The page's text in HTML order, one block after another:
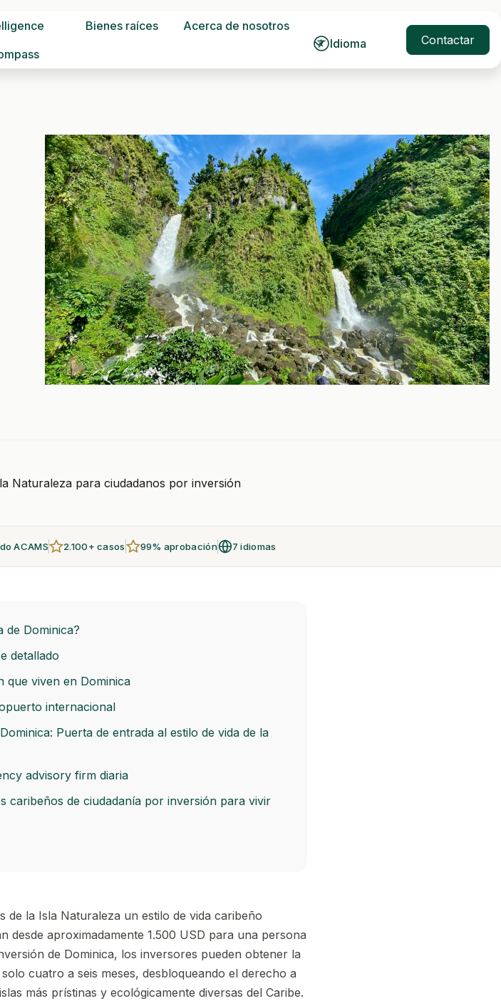
Bienes raíces
Acerca de nosotros
Idioma Contactar
Naturaleza para ciudadanos por inversión
ACAMS 2.100+ casos 99% aprobación 7 idiomas
de Dominica?
detallado
que viven en Dominica
internacional
Puerta de entrada al estilo de vida de la
advisory firm diaria
caribeños de ciudadanía por inversión para vivir
de la Isla Naturaleza un estilo de vida caribeño
desde aproximadamente 1.500 USD para una persona
de Dominica, los inversores pueden obtener la
cuatro a seis meses, desbloqueando el derecho a
más prístinas y ecológicamente diversas del Caribe.